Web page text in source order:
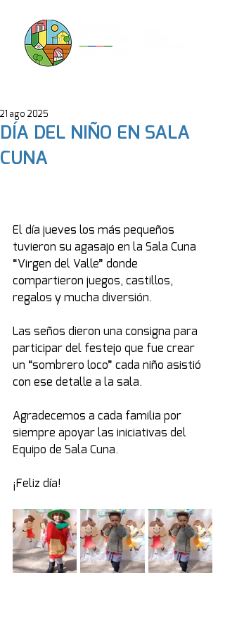
DÍA DEL NIÑO EN SALA
CUNA
21 ago 2025
El día jueves los más pequeños
tuvieron su agasajo en la Sala Cuna
“Virgen del Valle” donde
compartieron juegos, castillos,
regalos y mucha diversión.
Las seños dieron una consigna para
participar del festejo que fue crear
un “sombrero loco” cada niño asistió
con ese detalle a la sala.
Agradecemos a cada familia por
siempre apoyar las iniciativas del
Equipo de Sala Cuna.
¡Feliz día!